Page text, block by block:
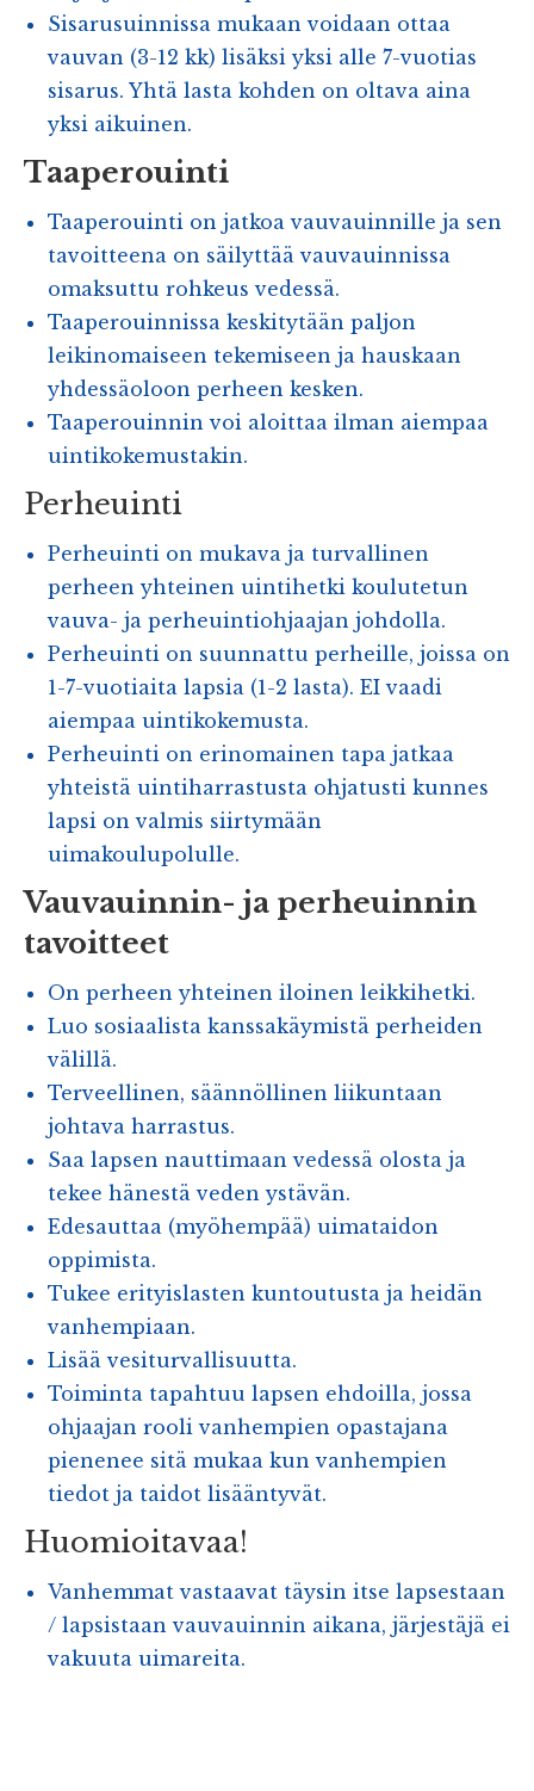
Sisarusuinnissa mukaan voidaan ottaa
vauvan (3-12 kk) lisäksi yksi alle 7-vuotias
sisarus. Yhtä lasta kohden on oltava aina
yksi aikuinen.
Taaperouinti
Taaperouinti on jatkoa vauvauinnille ja sen
tavoitteena on säilyttää vauvauinnissa
omaksuttu rohkeus vedessä.
Taaperouinnissa keskitytään paljon
leikinomaiseen tekemiseen ja hauskaan
yhdessäoloon perheen kesken.
Taaperouinnin voi aloittaa ilman aiempaa
uintikokemustakin.
Perheuinti
Perheuinti on mukava ja turvallinen
perheen yhteinen uintihetki koulutetun
vauva- ja perheuintiohjaajan johdolla.
Perheuinti on suunnattu perheille, joissa on
1-7-vuotiaita lapsia (1-2 lasta). EI vaadi
aiempaa uintikokemusta.
Perheuinti on erinomainen tapa jatkaa
yhteistä uintiharrastusta ohjatusti kunnes
lapsi on valmis siirtymään
uimakoulupolulle.
Vauvauinnin- ja perheuinnin
tavoitteet
On perheen yhteinen iloinen leikkihetki.
Luo sosiaalista kanssakäymistä perheiden
välillä.
Terveellinen, säännöllinen liikuntaan
johtava harrastus.
Saa lapsen nauttimaan vedessä olosta ja
tekee hänestä veden ystävän.
Edesauttaa (myöhempää) uimataidon
oppimista.
Tukee erityislasten kuntoutusta ja heidän
vanhempiaan.
Lisää vesiturvallisuutta.
Toiminta tapahtuu lapsen ehdoilla, jossa
ohjaajan rooli vanhempien opastajana
pienenee sitä mukaa kun vanhempien
tiedot ja taidot lisääntyvät.
Huomioitavaa!
Vanhemmat vastaavat täysin itse lapsestaan
/ lapsistaan vauvauinnin aikana, järjestäjä ei
vakuuta uimareita.